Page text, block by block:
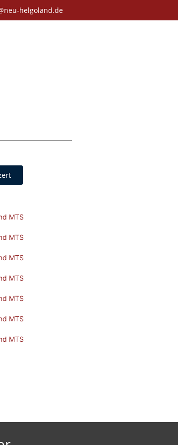
helgoland.de